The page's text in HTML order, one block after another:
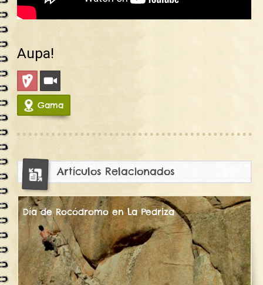
Aupa!
DeportivaVideos
Gama
Artículos Relacionados
Día de Rocódromo en La Pedriza